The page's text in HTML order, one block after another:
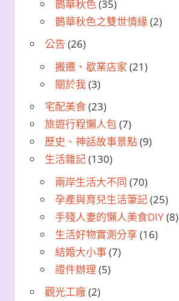
鵲華秋色(35)
鵲華秋色之雙世情緣(2)
公告 (26)
搬遷、歇業店家 (21)
關於我(3)
宅配美食(23)
旅遊行程懶人包(7)
歷史、神話故事景點(9)
生活雜記(130)
兩岸生活大不同 (70)
孕產與育兒生活筆記(25)
手殘人妻的懶人美食DIY(8)
生活好物實測分享 (16)
結婚大小事(7)
證件辦理 (5)
觀光工廠(2)